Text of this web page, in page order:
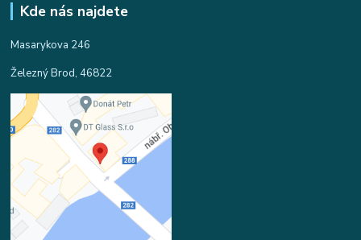
Kde nás najdete
Masarykova 246
Železný Brod, 46822